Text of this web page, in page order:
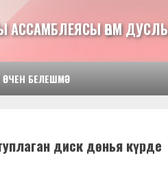
АССАМБЛЕЯСЫ ҺӘМ
ӨЧЕН БЕЛЕШМӘ
диск дөнья күрде